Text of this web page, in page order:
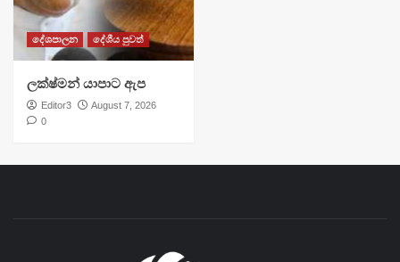
දේශපාලන දේශීය පුවත්
ලක්ෂ්මන් යාපාට ඇප
Editor3
August 7, 2026
0